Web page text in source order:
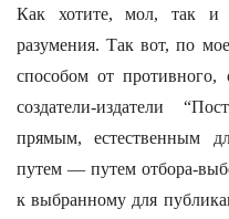
Как хотите, мол, так
разумения. Так вот, по
способом от противного,
создатели-издатели
прямым, естественным
путем — путем отбора-
к выбранному для